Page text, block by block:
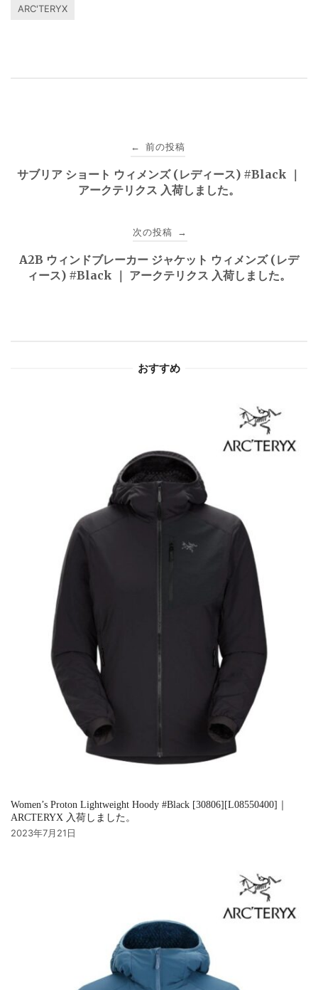
ARC'TERYX
稿
ゲ
← 前の投稿
サブリア ショート ウィメンズ (レディース) #Black ｜
アークテリクス 入荷しました。
次の投稿 →
A2B ウィンドブレーカー ジャケット ウィメンズ (レデ
ィース) #Black ｜ アークテリクス 入荷しました。
おすすめ
Women’s Proton Lightweight Hoody #Black [30806][L08550400]｜
ARCTERYX 入荷しました。
2023年7月21日